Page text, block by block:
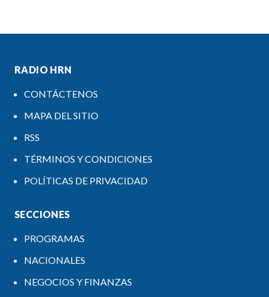
RADIO HRN
CONTÁCTENOS
MAPA DEL SITIO
RSS
TÉRMINOS Y CONDICIONES
POLÍTICAS DE PRIVACIDAD
SECCIONES
PROGRAMAS
NACIONALES
NEGOCIOS Y FINANZAS